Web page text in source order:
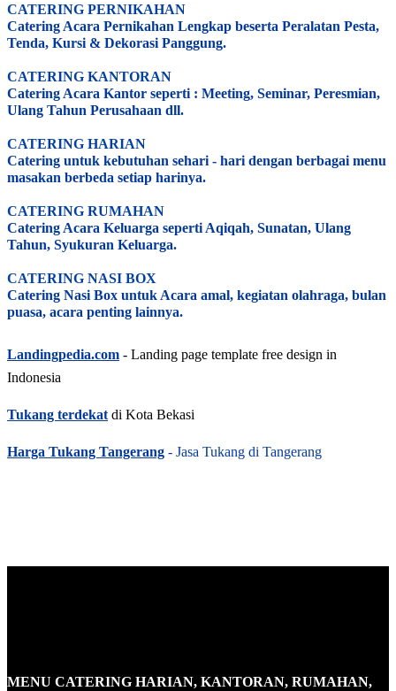
CATERING PERNIKAHAN
Catering Acara Pernikahan Lengkap beserta Peralatan Pesta,
Tenda, Kursi & Dekorasi Panggung.
CATERING KANTORAN
Catering Acara Kantor seperti : Meeting, Seminar, Peresmian,
Ulang Tahun Perusahaan dll.
CATERING HARIAN
Catering untuk kebutuhan sehari - hari dengan berbagai menu
masakan berbeda setiap harinya.
CATERING RUMAHAN
Catering Acara Keluarga seperti Aqiqah, Sunatan, Ulang
Tahun, Syukuran Keluarga.
CATERING NASI BOX
Catering Nasi Box untuk Acara amal, kegiatan olahraga, bulan
puasa, acara penting lainnya.
Landingpedia.com - Landing page template free design in
Indonesia
Tukang terdekatdi Kota Bekasi
Harga Tukang Tangerang - Jasa Tukang di Tangerang
MENU CATERING HARIAN, KANTORAN, RUMAHAN,